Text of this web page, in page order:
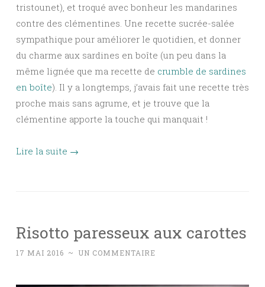
tristounet), et troqué avec bonheur les mandarines
contre des clémentines. Une recette sucrée-salée
sympathique pour améliorer le quotidien, et donner
du charme aux sardines en boîte (un peu dans la
même lignée que ma recette de crumble de sardines
en boîte). Il y a longtemps, j’avais fait une recette très
proche mais sans agrume, et je trouve que la
clémentine apporte la touche qui manquait !
Lire la suite →
Risotto paresseux aux carottes
17 MAI 2016 ~ UN COMMENTAIRE